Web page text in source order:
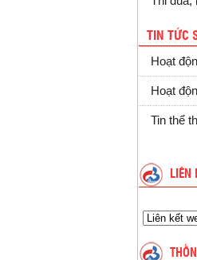
TIN TỨC
Hoạt
Hoạt
Tin thể
LIÊN